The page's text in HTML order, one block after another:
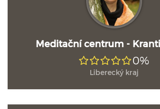
Meditační centrum -
0%
Liberecký kraj